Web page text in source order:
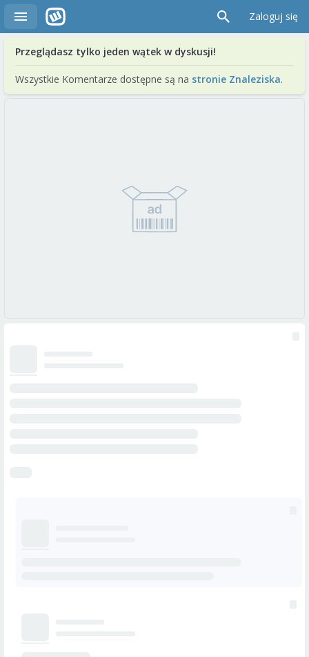
Zaloguj się
Przeglądasz tylko jeden wątek w dyskusji!
Wszystkie Komentarze dostępne są na stronie Znaleziska.